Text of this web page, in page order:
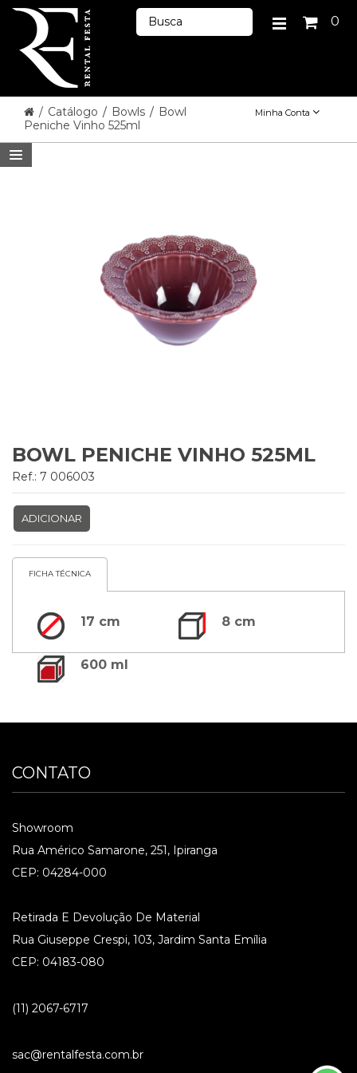
0
/ Catálogo / Bowls / Bowl
Peniche Vinho 525ml
Minha Conta
BOWL PENICHE VINHO 525ML
Ref.: 7 006003
ADICIONAR
FICHA TÉCNICA
17 cm 8 cm
600 ml
CONTATO
Showroom
Rua Américo Samarone, 251, Ipiranga
CEP: 04284-000
Retirada E Devolução De Material
Rua Giuseppe Crespi, 103, Jardim Santa Emília
CEP: 04183-080
(11) 2067-6717
sac@rentalfesta.com.br